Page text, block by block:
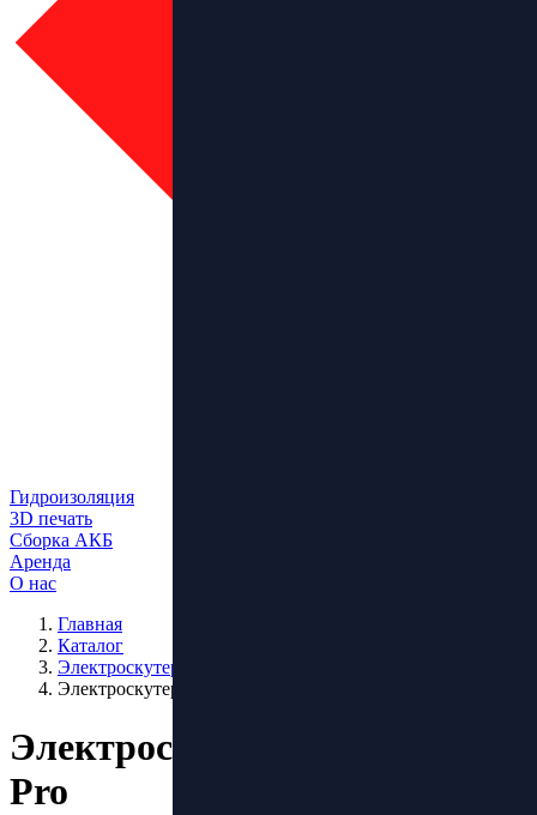
Гидроизоляция
3D печать
Сборка АКБ
Аренда
О нас
Главная
Каталог
Электроскутеры - Трайки
Электроскутер IKINGI X12 Pro
Электроскутер IKINGI X12
Pro